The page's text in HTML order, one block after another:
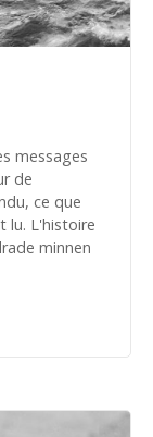
messages
de
ce que
lu. L'histoire
minnen